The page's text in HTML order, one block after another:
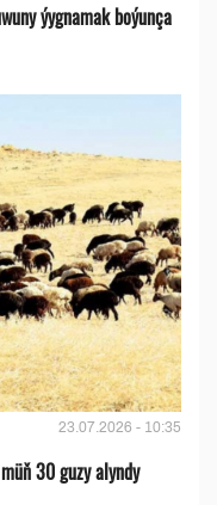
ýygnamak boýunça
23.07.2026 - 10:35
30 guzy alyndy